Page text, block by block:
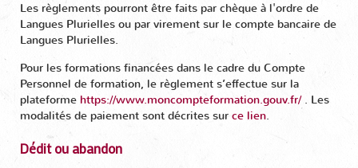
Les règlements pourront être faits par chèque à l'ordre de
Langues Plurielles ou par virement sur le compte bancaire de
Langues Plurielles.
Pour les formations financées dans le cadre du Compte
Personnel de formation, le règlement s’effectue sur la
plateforme https://www.moncompteformation.gouv.fr/. Les
modalités de paiement sont décrites sur ce lien.
Dédit ou abandon